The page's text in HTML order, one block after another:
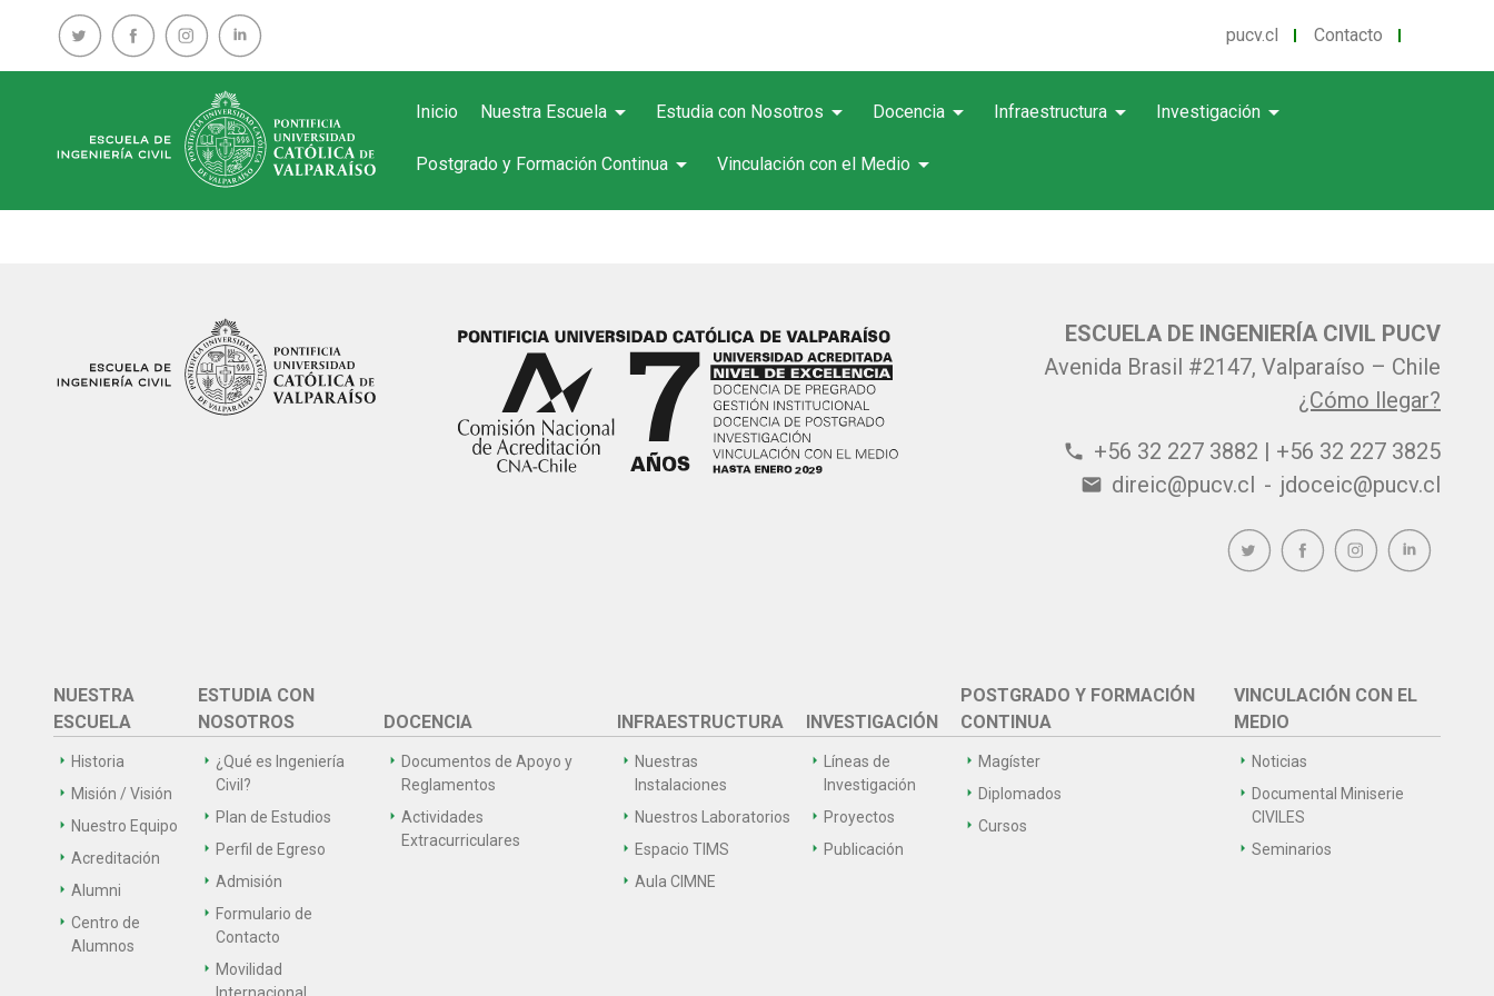
pucv.cl Contacto
Inicio Nuestra Escuela arrow_drop_down Estudia con Nosotros arrow_drop_down Docencia arrow_drop_down Infraestructura arrow_drop_down Investigación arrow_drop_down
Postgrado y Formación Continua arrow_drop_down Vinculación con el Medio arrow_drop_down
ESCUELA DE INGENIERÍA CIVIL PUCV
Avenida Brasil #2147, Valparaíso – Chile
¿Cómo llegar?
phone +56 32 227 3882 | +56 32 227 3825
email direic@pucv.cl - jdoceic@pucv.cl
NUESTRA
ESCUELA
Historia
Misión / Visión
Nuestro Equipo
Acreditación
Alumni
Centro de
Alumnos
ESTUDIA CON
NOSOTROS
¿Qué es Ingeniería
Civil?
Plan de Estudios
Perfil de Egreso
Admisión
Formulario de
Contacto
Movilidad
DOCENCIA
Documentos de Apoyo y
Reglamentos
Actividades
Extracurriculares
INFRAESTRUCTURA
Nuestras
Instalaciones
Nuestros Laboratorios
Espacio TIMS
Aula CIMNE
INVESTIGACIÓN
Líneas de
Investigación
Proyectos
Publicación
POSTGRADO Y FORMACIÓN
CONTINUA
Magíster
Diplomados
Cursos
VINCULACIÓN CON EL
MEDIO
Noticias
Documental Miniserie
CIVILES
Seminarios